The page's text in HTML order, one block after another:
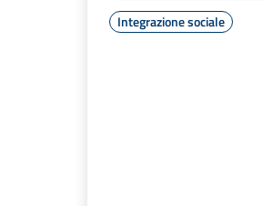
Integrazione sociale